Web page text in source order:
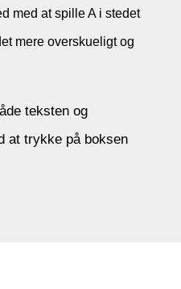
med at spille A i stedet
mere overskueligt og
teksten og
at trykke på boksen